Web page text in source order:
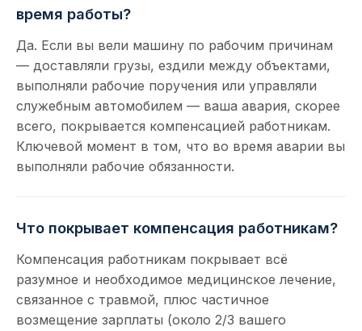
время работы?
Да. Если вы вели машину по рабочим причинам
— доставляли грузы, ездили между объектами,
выполняли рабочие поручения или управляли
служебным автомобилем — ваша авария, скорее
всего, покрывается компенсацией работникам.
Ключевой момент в том, что во время аварии вы
выполняли рабочие обязанности.
Что покрывает компенсация работникам?
Компенсация работникам покрывает всё
разумное и необходимое медицинское лечение,
связанное с травмой, плюс частичное
возмещение зарплаты (около 2/3 вашего